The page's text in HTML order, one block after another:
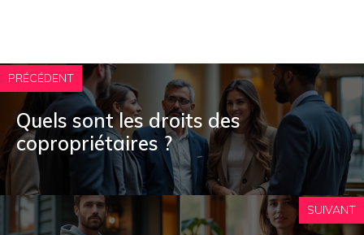
PRÉCÉDENT
Quels sont les droits des
copropriétaires ?
SUIVANT